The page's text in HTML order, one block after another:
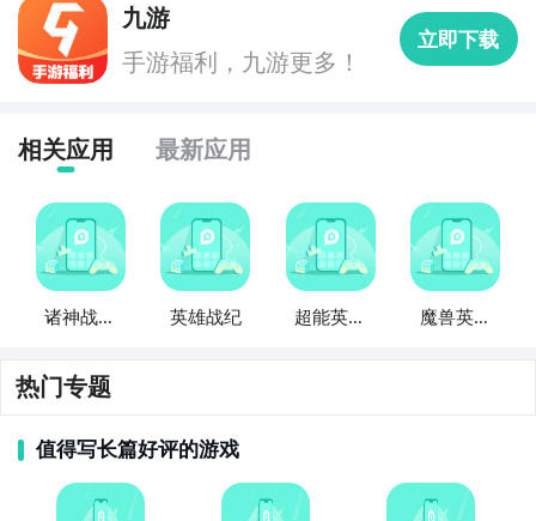
全球好游抢先下 官方直播陪你玩
立即下载
步骤1：
测的手机游戏，以及最近十天即将进行测试的游戏，有
具体的测试时间以及测试阶段介绍，玩家们可以在这里
查找英雄战纪：无敌的相关公测时间信息!
步骤2：访问地址>>>手游开测表地址
里，各位玩家是否都已经掌握好以上三种技巧了呢，随
放下载，什么时候公测等信息，还有一个办法就是留意
九游英雄战纪：无敌专区的每日更新，欢迎大家积极参
九游
手游福利，九游更多！
立即下载
相关应用 最新应用
诸神战纪
英雄战纪
超能英雄
魔兽英雄
热门专题
值得写长篇好评的游戏